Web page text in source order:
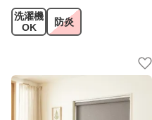
洗濯機
OK
防炎